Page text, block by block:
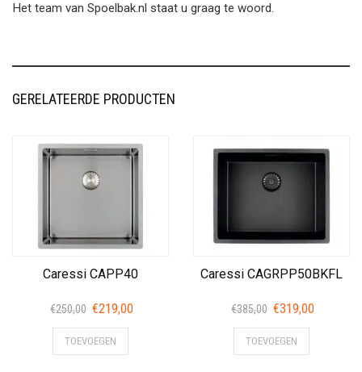
Het team van Spoelbak.nl staat u graag te woord.
GERELATEERDE PRODUCTEN
Caressi CAPP40
€250,00 Oorspronkelijke
prijs
was:
€219,00
TOEVOEGEN
Caressi CAGRPP50BKFL
€385,00 Oorspronkelijke
prijs
was:
€319,00
TOEVOEGEN